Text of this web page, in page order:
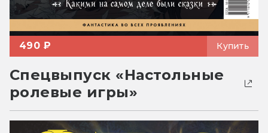
490 ₽ Купить
Спецвыпуск «Настольные
ролевые игры»